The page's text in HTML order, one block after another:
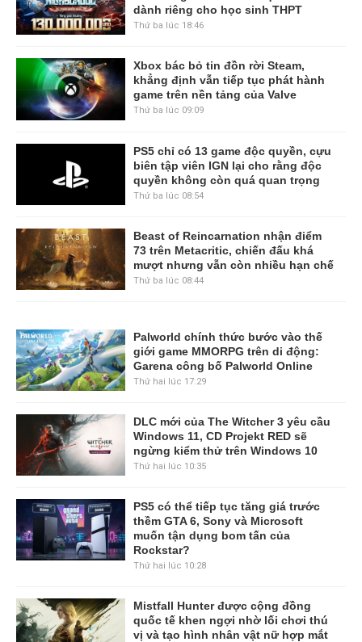
dành riêng cho học sinh THPT
Thứ ba lúc 18:46
Xbox bác bỏ tin đồn rời Steam,
khẳng định vẫn tiếp tục phát hành
game trên nền tảng của Valve
Thứ ba lúc 09:09
PS5 chỉ có 13 game độc quyền, cựu
biên tập viên IGN lại cho rằng độc
quyền không còn quá quan trọng
Thứ ba lúc 08:54
Beast of Reincarnation nhận điểm
73 trên Metacritic, chiến đấu khá
mượt nhưng vẫn còn nhiều hạn chế
Thứ ba lúc 08:44
Palworld chính thức bước vào thế
giới game MMORPG trên di động:
Garena công bố Palworld Online
Thứ hai lúc 17:29
DLC mới của The Witcher 3 yêu cầu
Windows 11, CD Projekt RED sẽ
ngừng kiểm thử trên Windows 10
Thứ hai lúc 10:35
PS5 có thể tiếp tục tăng giá trước
thềm GTA 6, Sony và Microsoft
muốn tận dụng bom tấn của
Rockstar?
Thứ hai lúc 10:28
Mistfall Hunter được cộng đồng
quốc tế khen ngợi nhờ lối chơi thú
vị và tạo hình nhân vật nữ hợp mắt